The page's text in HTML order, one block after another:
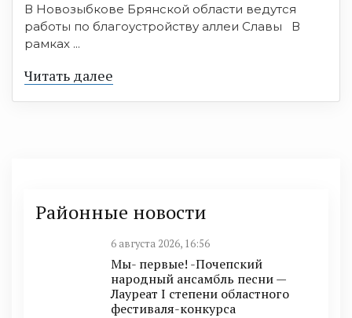
В Новозыбкове Брянской области ведутся
работы по благоустройству аллеи Славы В
рамках ...
Читать далее
Районные новости
6 августа 2026, 16:56
Мы- первые! -Почепский
народный ансамбль песни —
Лауреат I степени областного
фестиваля-конкурса